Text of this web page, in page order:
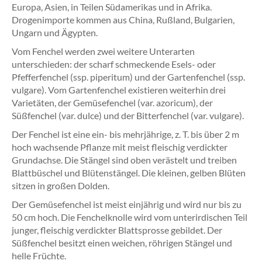
Europa, Asien, in Teilen Südamerikas und in Afrika.
Drogenimporte kommen aus China, Rußland, Bulgarien,
Ungarn und Ägypten.
Vom Fenchel werden zwei weitere Unterarten
unterschieden: der scharf schmeckende Esels- oder
Pfefferfenchel (ssp. piperitum) und der Gartenfenchel (ssp.
vulgare). Vom Gartenfenchel existieren weiterhin drei
Varietäten, der Gemüsefenchel (var. azoricum), der
Süßfenchel (var. dulce) und der Bitterfenchel (var. vulgare).
Der Fenchel ist eine ein- bis mehrjährige, z. T. bis über 2 m
hoch wachsende Pflanze mit meist fleischig verdickter
Grundachse. Die Stängel sind oben verästelt und treiben
Blattbüschel und Blütenstängel. Die kleinen, gelben Blüten
sitzen in großen Dolden.
Der Gemüsefenchel ist meist einjährig und wird nur bis zu
50 cm hoch. Die Fenchelknolle wird vom unterirdischen Teil
junger, fleischig verdickter Blattsprosse gebildet. Der
Süßfenchel besitzt einen weichen, röhrigen Stängel und
helle Früchte.